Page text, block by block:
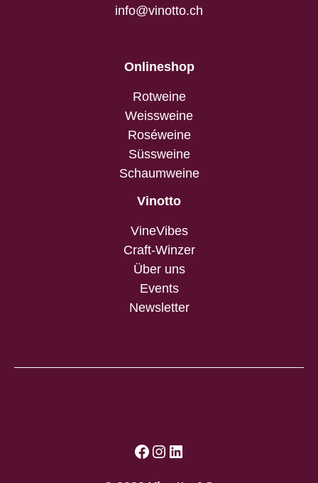
info@vinotto.ch
Onlineshop
Rotweine
Weissweine
Roséweine
Süssweine
Schaumweine
Vinotto
VineVibes
Craft-Winzer
Über uns
Events
Newsletter
Facebook
Instagram
LinkedIn